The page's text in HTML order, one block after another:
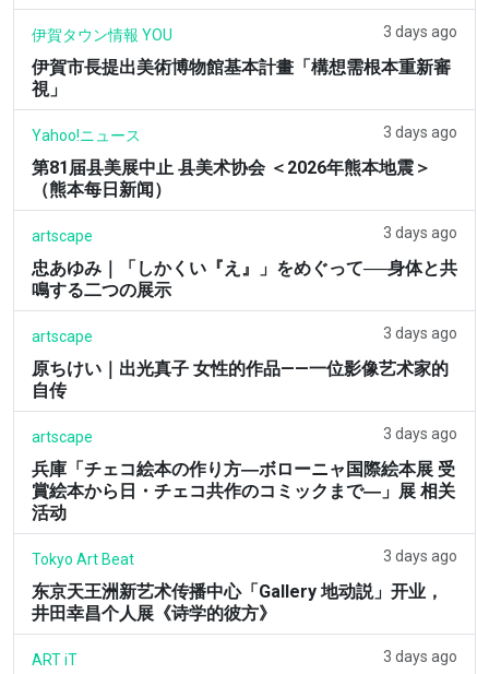
伊賀タウン情報 YOU 3 days ago
伊賀市長提出美術博物館基本計畫「構想需根本重新審
視」
Yahoo!ニュース 3 days ago
第81届县美展中止 县美术协会 ＜2026年熊本地震＞
（熊本每日新闻）
artscape 3 days ago
忠あゆみ｜「しかくい『え』」をめぐって──身体と共
鳴する二つの展示
artscape 3 days ago
原ちけい｜出光真子 女性的作品——一位影像艺术家的
自传
artscape 3 days ago
兵庫「チェコ絵本の作り方―ボローニャ国際絵本展 受
賞絵本から日・チェコ共作のコミックまで―」展 相关
活动
Tokyo Art Beat 3 days ago
东京天王洲新艺术传播中心「Gallery 地动説」开业，
井田幸昌个人展《诗学的彼方》
ART iT 3 days ago